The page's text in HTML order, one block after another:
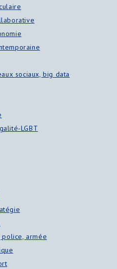
sociaux, big data
LGBT
police, armée